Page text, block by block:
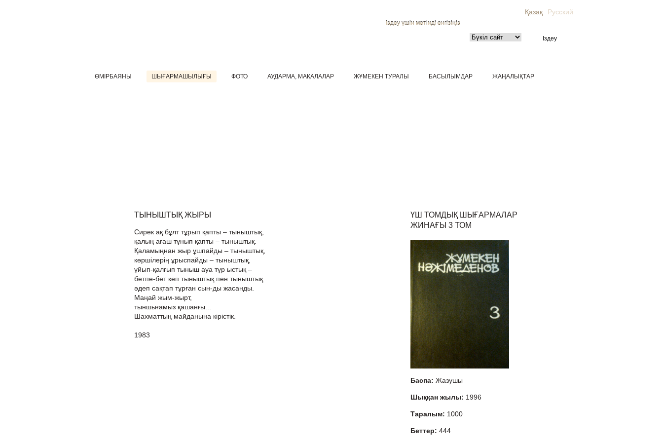
Қазақ Русский
Іздеу үшін мәтінді енгізіңіз
ӨМІРБАЯНЫ ШЫҒАРМАШЫЛЫҒЫ ФОТО АУДАРМА, МАҚАЛАЛАР ЖҰМЕКЕН ТУРАЛЫ БАСЫЛЫМДАР ЖАҢАЛЫҚТАР
ТЫНЫШТЫҚ ЖЫРЫ
Сирек ақ бұлт тұрып қапты – тыныштық,
қалың ағаш тұнып қапты – тыныштық.
Қаламыңнан жыр ұшпайды – тыныштық,
көршілерің ұрыспайды – тыныштық,
ұйып-қалғып тыныш ауа тұр ыстық –
бетпе-бет кеп тыныштық пен тыныштық
әдеп сақтап тұрған сын-ды жасанды.
Маңай жым-жырт,
тыншығамыз қашанғы...
Шахматтың майданына кірістік.
1983
ҮШ ТОМДЫҚ ШЫҒАРМАЛАР
ЖИНАҒЫ 3 ТОМ
Баспа: Жазушы
Шыққан жылы: 1996
Таралым: 1000
Беттер: 444